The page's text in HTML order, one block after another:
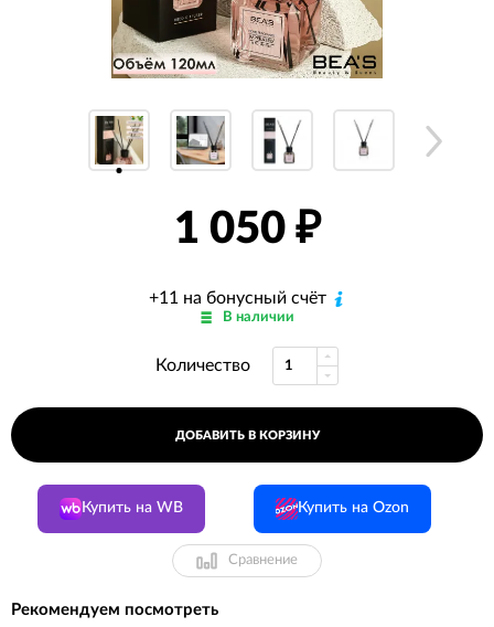
1 050 ₽
+11 на бонусный счёт
В наличии
Количество
ДОБАВИТЬ В КОРЗИНУ
Купить на WB Купить на Ozon
Сравнение
Рекомендуем посмотреть